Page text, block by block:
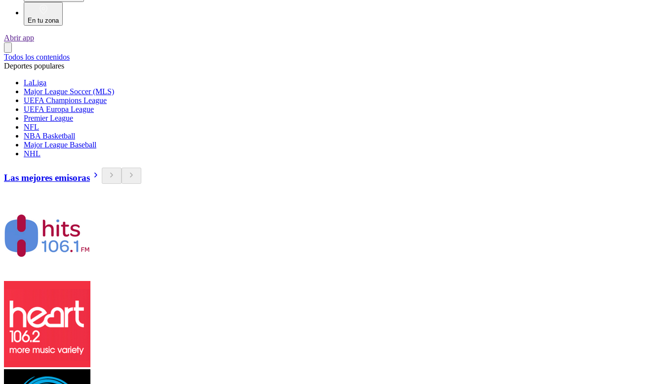
En tu zona
Abrir app
Todos los contenidos
Deportes populares
LaLiga
Major League Soccer (MLS)
UEFA Champions League
UEFA Europa League
Premier League
NFL
NBA Basketball
Major League Baseball
NHL
Las mejores emisoras